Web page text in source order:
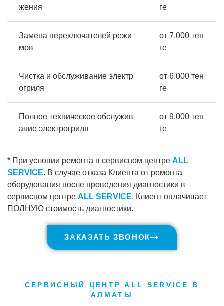
жения
ге
Замена переключателей режи
мов
от 7.000 тен
ге
Чистка и обслуживание электр
огриля
от 6.000 тен
ге
Полное техническое обслужив
ание электрогриля
от 9.000 тен
ге
* При условии ремонта в сервисном центре ALL
SERVICE. В случае отказа Клиента от ремонта
оборудования после проведения диагностики в
сервисном центре ALL SERVICE, Клиент оплачивает
ПОЛНУЮ стоимость диагностики.
ЗАКАЗАТЬ ЗВОНОК
СЕРВИСНЫЙ ЦЕНТР ALL SERVICE В
АЛМАТЫ